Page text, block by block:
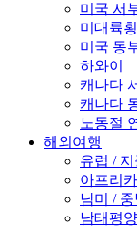
미국 서
미대륙
미국 동
하와이
캐나다
캐나다
노동절
해외여행
유럽 /
아프리
남미 / 중
남태평양